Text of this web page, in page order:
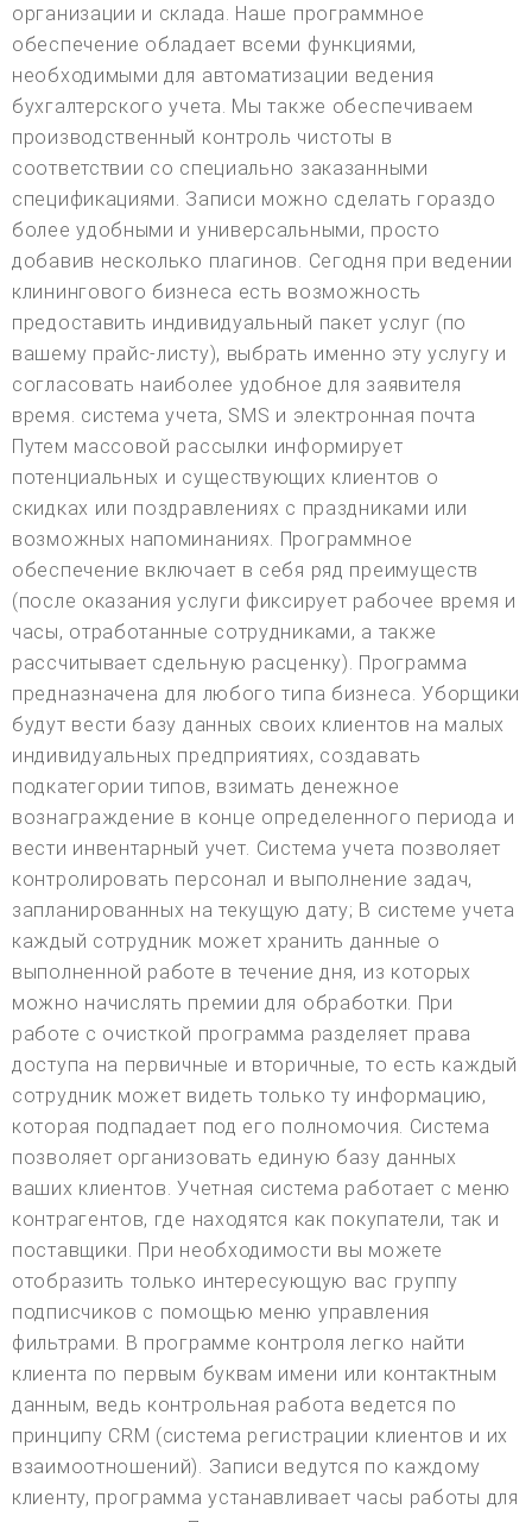
организации и склада. Наше программное
обеспечение обладает всеми функциями,
необходимыми для автоматизации ведения
бухгалтерского учета. Мы также обеспечиваем
производственный контроль чистоты в
соответствии со специально заказанными
спецификациями. Записи можно сделать гораздо
более удобными и универсальными, просто
добавив несколько плагинов. Сегодня при ведении
клинингового бизнеса есть возможность
предоставить индивидуальный пакет услуг (по
вашему прайс-листу), выбрать именно эту услугу и
согласовать наиболее удобное для заявителя
время. система учета, SMS и электронная почта
Путем массовой рассылки информирует
потенциальных и существующих клиентов о
скидках или поздравлениях с праздниками или
возможных напоминаниях. Программное
обеспечение включает в себя ряд преимуществ
(после оказания услуги фиксирует рабочее время и
часы, отработанные сотрудниками, а также
рассчитывает сдельную расценку). Программа
предназначена для любого типа бизнеса. Уборщики
будут вести базу данных своих клиентов на малых
индивидуальных предприятиях, создавать
подкатегории типов, взимать денежное
вознаграждение в конце определенного периода и
вести инвентарный учет. Система учета позволяет
контролировать персонал и выполнение задач,
запланированных на текущую дату; В системе учета
каждый сотрудник может хранить данные о
выполненной работе в течение дня, из которых
можно начислять премии для обработки. При
работе с очисткой программа разделяет права
доступа на первичные и вторичные, то есть каждый
сотрудник может видеть только ту информацию,
которая подпадает под его полномочия. Система
позволяет организовать единую базу данных
ваших клиентов. Учетная система работает с меню
контрагентов, где находятся как покупатели, так и
поставщики. При необходимости вы можете
отобразить только интересующую вас группу
подписчиков с помощью меню управления
фильтрами. В программе контроля легко найти
клиента по первым буквам имени или контактным
данным, ведь контрольная работа ведется по
принципу CRM (система регистрации клиентов и их
взаимоотношений). Записи ведутся по каждому
клиенту, программа устанавливает часы работы для